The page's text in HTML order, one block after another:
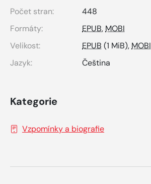
Počet stran:
448
Formáty:
EPUB, MOBI
Velikost:
EPUB (1 MiB), MOBI
Jazyk:
Čeština
Kategorie
Vzpomínky a biografie